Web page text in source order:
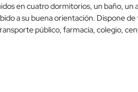
en cuatro dormitorios, un baño,
a su buena orientación. Dispone
público, farmacia, colegio,